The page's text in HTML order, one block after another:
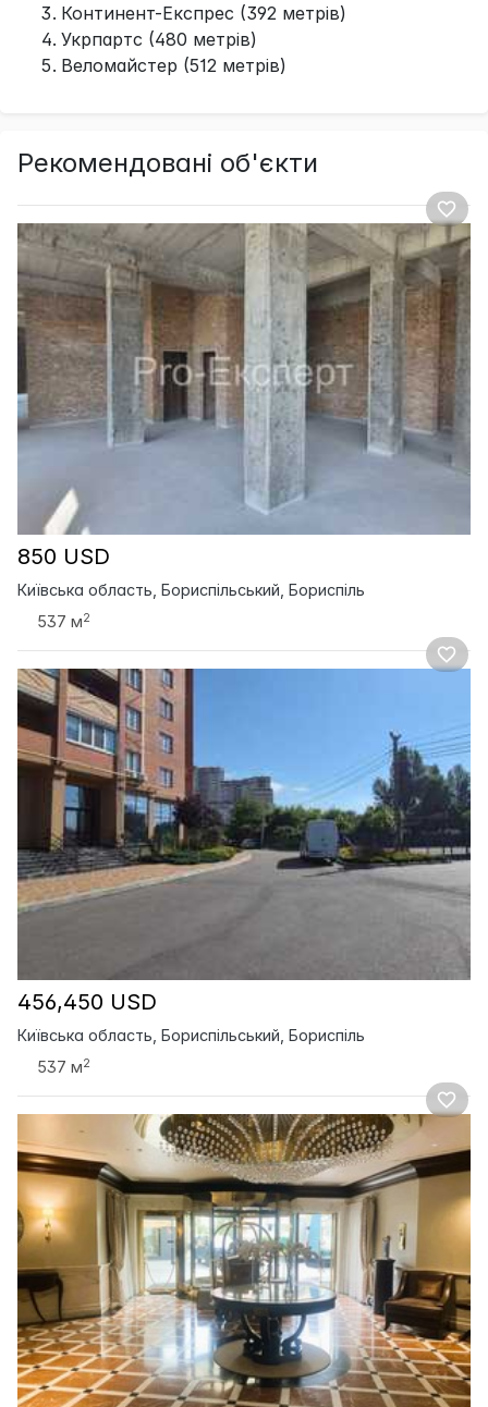
Континент-Експрес (392 метрів)
Укрпартс (480 метрів)
Веломайстер (512 метрів)
Рекомендовані об'єкти
850 USD
Київська область, Бориспільський, Бориспіль
537 м2
456,450 USD
Київська область, Бориспільський, Бориспіль
537 м2